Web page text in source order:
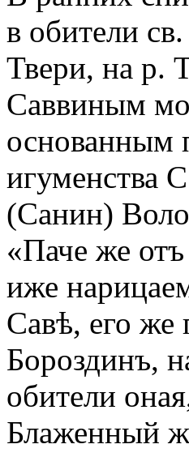
в обители
Твери, на р.
Саввиным
основанным
игуменства
(Санин)
«Паче же отъ
иже
Савѣ, его же
Бороздинъ,
обители
Блаженный